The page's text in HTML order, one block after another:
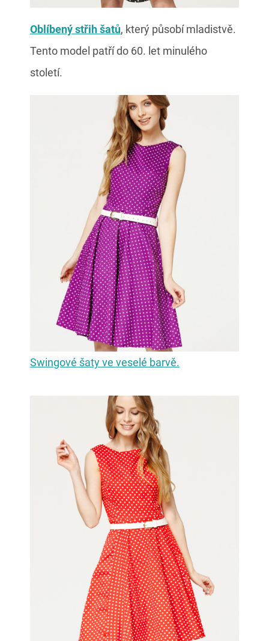
Oblíbený střih šatů, který působí mladistvě.
Tento model patří do 60. let minulého
století.
Swingové šaty ve veselé barvě.